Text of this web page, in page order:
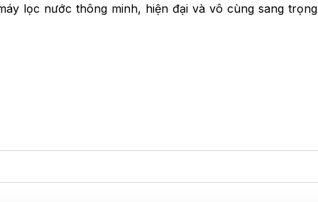
lọc nước thông minh, hiện đại và vô cùng sang trọng